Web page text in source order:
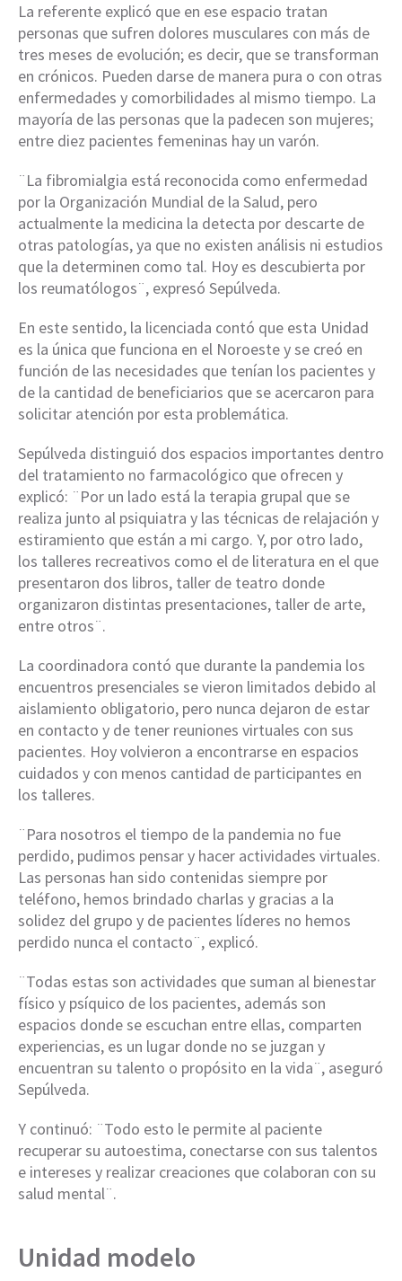
La referente explicó que en ese espacio tratan
personas que sufren dolores musculares con más de
tres meses de evolución; es decir, que se transforman
en crónicos. Pueden darse de manera pura o con otras
enfermedades y comorbilidades al mismo tiempo. La
mayoría de las personas que la padecen son mujeres;
entre diez pacientes femeninas hay un varón.
¨La fibromialgia está reconocida como enfermedad
por la Organización Mundial de la Salud, pero
actualmente la medicina la detecta por descarte de
otras patologías, ya que no existen análisis ni estudios
que la determinen como tal. Hoy es descubierta por
los reumatólogos¨, expresó Sepúlveda.
En este sentido, la licenciada contó que esta Unidad
es la única que funciona en el Noroeste y se creó en
función de las necesidades que tenían los pacientes y
de la cantidad de beneficiarios que se acercaron para
solicitar atención por esta problemática.
Sepúlveda distinguió dos espacios importantes dentro
del tratamiento no farmacológico que ofrecen y
explicó: ¨Por un lado está la terapia grupal que se
realiza junto al psiquiatra y las técnicas de relajación y
estiramiento que están a mi cargo. Y, por otro lado,
los talleres recreativos como el de literatura en el que
presentaron dos libros, taller de teatro donde
organizaron distintas presentaciones, taller de arte,
entre otros¨.
La coordinadora contó que durante la pandemia los
encuentros presenciales se vieron limitados debido al
aislamiento obligatorio, pero nunca dejaron de estar
en contacto y de tener reuniones virtuales con sus
pacientes. Hoy volvieron a encontrarse en espacios
cuidados y con menos cantidad de participantes en
los talleres.
¨Para nosotros el tiempo de la pandemia no fue
perdido, pudimos pensar y hacer actividades virtuales.
Las personas han sido contenidas siempre por
teléfono, hemos brindado charlas y gracias a la
solidez del grupo y de pacientes líderes no hemos
perdido nunca el contacto¨, explicó.
¨Todas estas son actividades que suman al bienestar
físico y psíquico de los pacientes, además son
espacios donde se escuchan entre ellas, comparten
experiencias, es un lugar donde no se juzgan y
encuentran su talento o propósito en la vida¨, aseguró
Sepúlveda.
Y continuó: ¨Todo esto le permite al paciente
recuperar su autoestima, conectarse con sus talentos
e intereses y realizar creaciones que colaboran con su
salud mental¨.
Unidad modelo